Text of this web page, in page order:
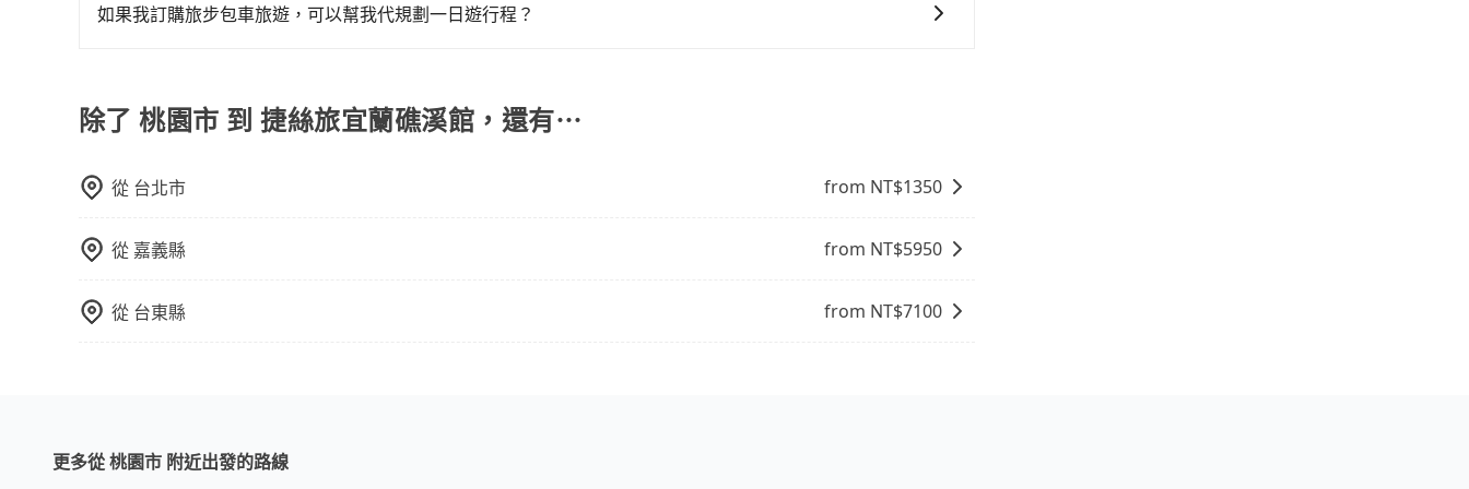
板、床墊、折疊單車、家電等，在乘客人數不多的情況下，可以將後座倒放來騰出置物空間。基本上只要不遮住
如果我訂購旅步包車旅遊，可以幫我代規劃一日遊行程？
除了 桃園市 到 捷絲旅宜蘭礁溪館，還有⋯
從 台北市 from NT$1350
從 嘉義縣 from NT$5950
從 台東縣 from NT$7100
更多從 桃園市 附近出發的路線